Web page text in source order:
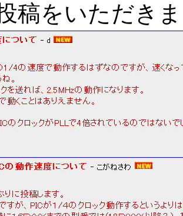
稿をいただき